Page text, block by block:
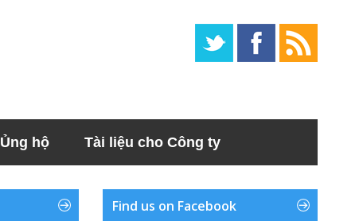
Ủng hộ Tài liệu cho Công ty
Find us on Facebook